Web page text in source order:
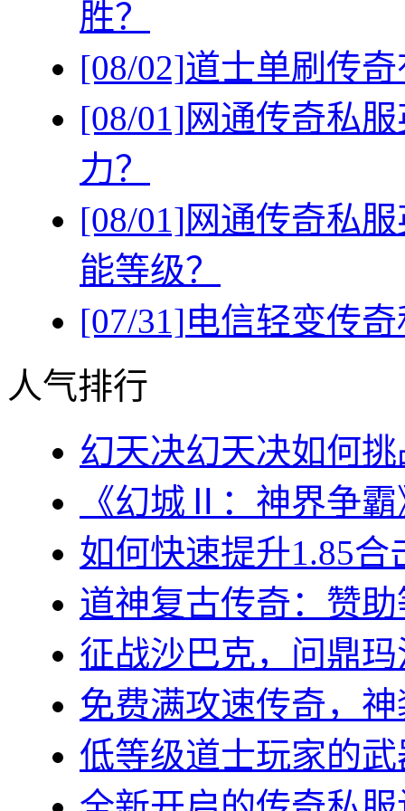
胜？
[08/02]道士单刷传
[08/01]网通传奇私
力？
[08/01]网通传奇私
能等级？
[07/31]电信轻变传
人气排行
幻天决幻天决如何
《幻城Ⅱ：神界争
如何快速提升1.85
道神复古传奇：赞
征战沙巴克，问鼎
免费满攻速传奇，
低等级道士玩家的